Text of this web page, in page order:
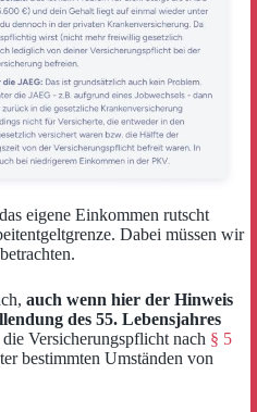
eigene Einkommen rutscht
Dabei müssen wir
auch wenn hier der Hinweis
des 55. Lebensjahres
Versicherungspflicht nach § 5
bestimmten Umständen von